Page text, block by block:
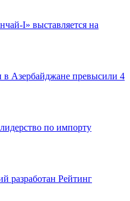
I» выставляется на
в Азербайджане превысили 4
по импорту
разработан Рейтинг